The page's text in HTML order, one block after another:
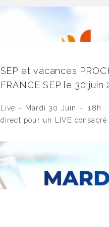
SEP et vacances
FRANCE SEP le 30 juin
Live – Mardi 30 Juin - 18h
direct pour un LIVE